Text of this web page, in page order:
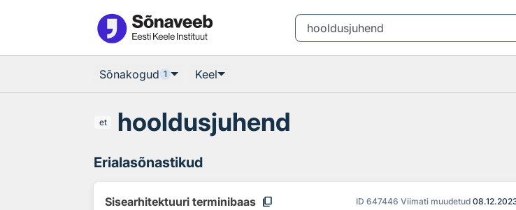
Sõnakogud 1 Keel
et hooldusjuhend
Erialasõnastikud
Sisearhitektuuri terminibaas content_copy ID 647446 Viimati muudetud